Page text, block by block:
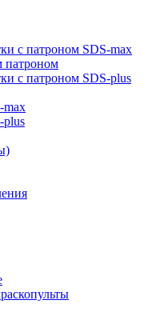
с патроном SDS-max
патроном
с патроном SDS-plus
max
plus